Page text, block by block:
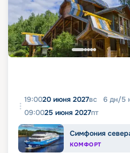
19:0020 июня 2027вс 6 дн/5
09:0025 июня 2027пт
Симфония
КОМФОРТ